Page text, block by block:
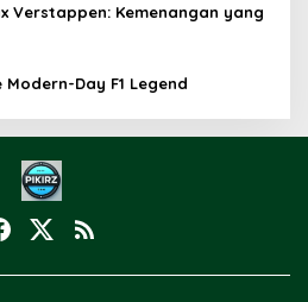
Verstappen: Kemenangan yang
Modern-Day F1 Legend